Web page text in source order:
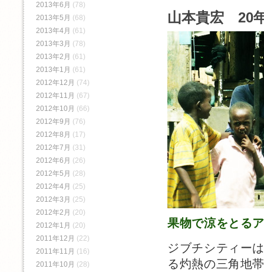
山本貴宏 20
果物で涼をとる
ジブチシティー
る灼熱の三角地
2013年6月 (78)
2013年5月 (68)
2013年4月 (61)
2013年3月 (78)
2013年2月 (61)
2013年1月 (61)
2012年12月 (74)
2012年11月 (67)
2012年10月 (66)
2012年9月 (76)
2012年8月 (17)
2012年7月 (31)
2012年6月 (26)
2012年5月 (28)
2012年4月 (25)
2012年3月 (25)
2012年2月 (20)
2012年1月 (20)
2011年12月 (22)
2011年11月 (16)
2011年10月 (28)